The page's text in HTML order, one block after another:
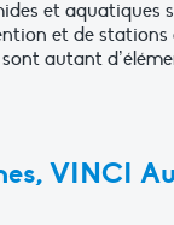
et aquatiques
et de
autant
VINCI